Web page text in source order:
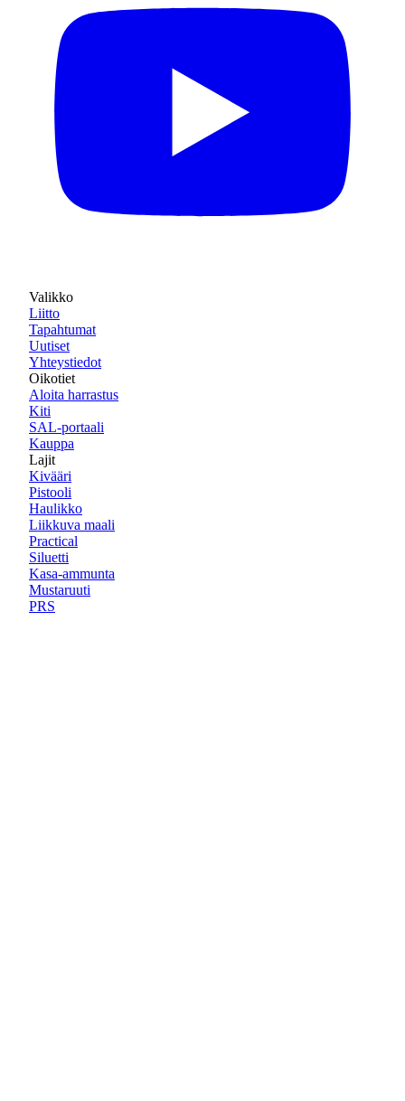
Valikko
Liitto
Tapahtumat
Uutiset
Yhteystiedot
Oikotiet
Aloita harrastus
Kiti
SAL-portaali
Kauppa
Lajit
Kivääri
Pistooli
Haulikko
Liikkuva maali
Practical
Siluetti
Kasa-ammunta
Mustaruuti
PRS